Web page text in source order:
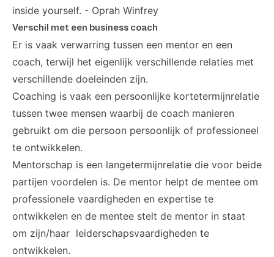
inside yourself. - Oprah Winfrey
Verschil met een business coach
Er is vaak verwarring tussen een mentor en een
coach, terwijl het eigenlijk verschillende relaties met
verschillende doeleinden zijn.
Coaching is vaak een persoonlijke kortetermijnrelatie
tussen twee mensen waarbij de coach manieren
gebruikt om die persoon persoonlijk of professioneel
te ontwikkelen.
Mentorschap is een langetermijnrelatie die voor beide
partijen voordelen is. De mentor helpt de mentee om
professionele vaardigheden en expertise te
ontwikkelen en de mentee stelt de mentor in staat
om zijn/haar leiderschapsvaardigheden te
ontwikkelen.